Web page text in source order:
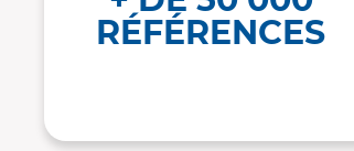
RÉFÉRENCES